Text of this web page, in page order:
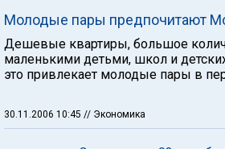
Молодые пары предпочитают
Дешевые квартиры, большое
маленькими детьми, школ и
это привлекает молодые пары в
30.11.2006 10:45 // Экономика